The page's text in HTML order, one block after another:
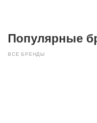
Популярные
ВСЕ БРЕНДЫ